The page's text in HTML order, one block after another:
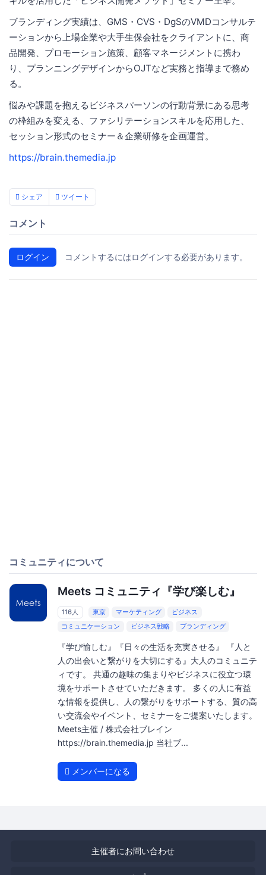
ブランディング実績は、GMS・CVS・DgSのVMDコンサルテ
ーションから上場企業や大手生保会社をクライアントに、商
品開発、プロモーション施策、顧客マネージメントに携わ
り、プランニングデザインからOJTなど実務と指導まで務め
る。
悩みや課題を抱えるビジネスパーソンの行動背景にある思考
の枠組みを変える、ファシリテーションスキルを応用した、
セッション形式のセミナー＆企業研修を企画運営。
https://brain.themedia.jp
シェア ツイート
コメント
ログイン コメントするにはログインする必要があります。
コミュニティについて
Meets コミュニティ『学び楽しむ』
116人 東京 マーケティング
ビジネス
コミュニケーション
ビジネス戦略 ブランディング
『学び愉しむ』『日々の生活を充実させる』 『人と
人の出会いと繋がりを大切にする』大人のコミュニテ
ィです。 共通の趣味の集まりやビジネスに役立つ環
境をサポートさせていただきます。 多くの人に有益
な情報を提供し、人の繋がりをサポートする、質の高
い交流会やイベント、セミナーをご提案いたします。
Meets主催 / 株式会社ブレイン
https://brain.themedia.jp 当社ブ...
メンバーになる
主催者にお問い合わせ